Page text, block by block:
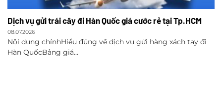
Dịch vụ gửi trái cây đi Hàn Quốc giá cước rẻ tại Tp.HCM
08.07.2026
Nội dung chínhHiểu đúng về dịch vụ gửi hàng xách tay đi
Hàn QuốcBảng giá...